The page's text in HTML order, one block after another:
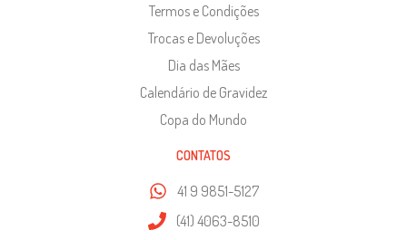
Termos e Condições
Trocas e Devoluções
Dia das Mães
Calendário de Gravidez
Copa do Mundo
CONTATOS
41 9 9851-5127
(41) 4063-8510